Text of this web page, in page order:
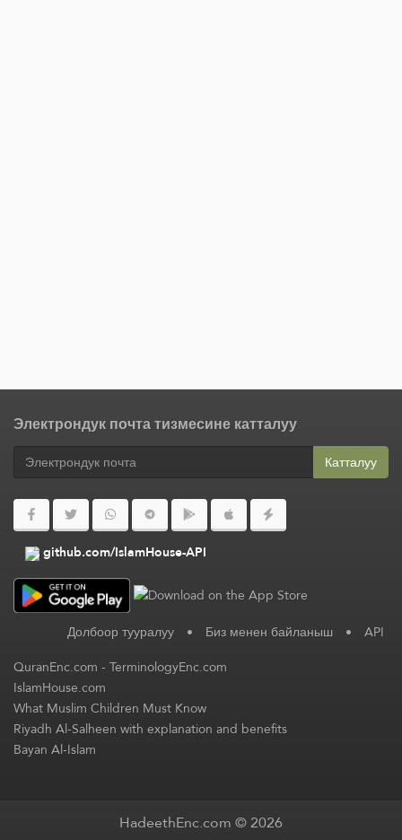
Электрондук почта тизмесине катталуу
Катталуу
github.com/IslamHouse-API
Долбоор тууралуу • Биз менен байланыш • API
QuranEnc.com-TerminologyEnc.com
IslamHouse.com
What Muslim Children Must Know
Riyadh Al-Salheen with explanation and benefits
Bayan Al-Islam
HadeethEnc.com © 2026